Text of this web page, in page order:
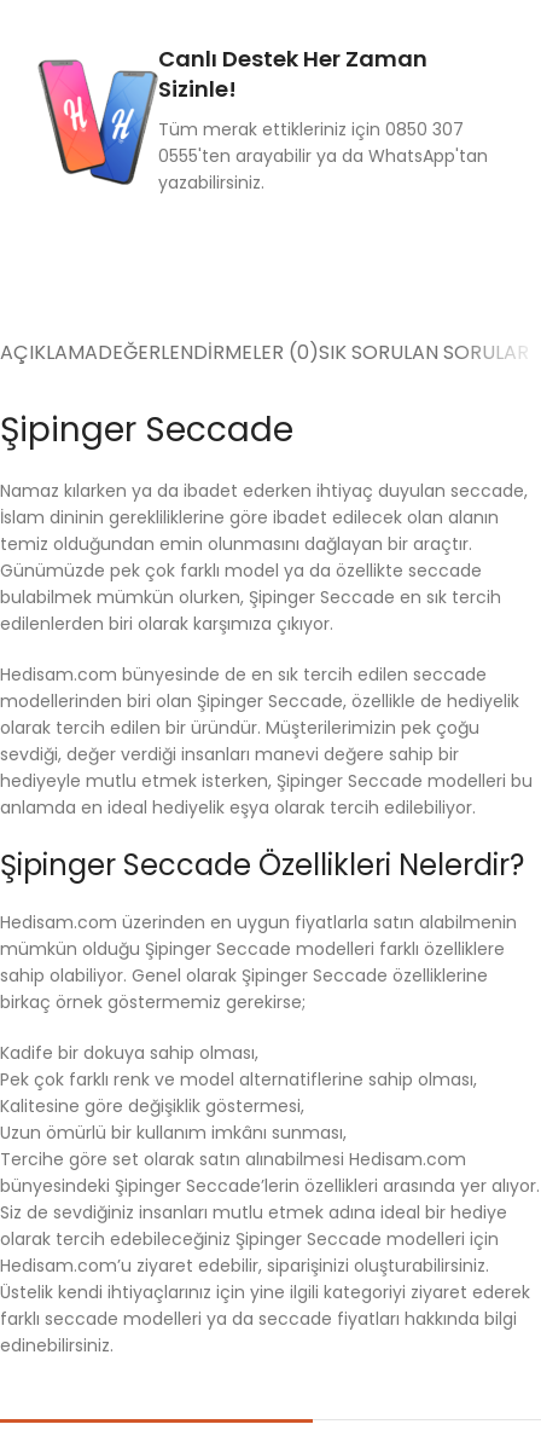
Canlı Destek Her Zaman
Sizinle!
Tüm merak ettikleriniz için 0850 307
0555'ten arayabilir ya da WhatsApp'tan
yazabilirsiniz.
AÇIKLAMADEĞERLENDIRMELER (0)SIK SORULAN SORULAR
Şipinger Seccade
Namaz kılarken ya da ibadet ederken ihtiyaç duyulan seccade,
İslam dininin gerekliliklerine göre ibadet edilecek olan alanın
temiz olduğundan emin olunmasını dağlayan bir araçtır.
Günümüzde pek çok farklı model ya da özellikte seccade
bulabilmek mümkün olurken, Şipinger Seccade en sık tercih
edilenlerden biri olarak karşımıza çıkıyor.
Hedisam.com bünyesinde de en sık tercih edilen seccade
modellerinden biri olan Şipinger Seccade, özellikle de hediyelik
olarak tercih edilen bir üründür. Müşterilerimizin pek çoğu
sevdiği, değer verdiği insanları manevi değere sahip bir
hediyeyle mutlu etmek isterken, Şipinger Seccade modelleri bu
anlamda en ideal hediyelik eşya olarak tercih edilebiliyor.
Şipinger Seccade Özellikleri Nelerdir?
Hedisam.com üzerinden en uygun fiyatlarla satın alabilmenin
mümkün olduğu Şipinger Seccade modelleri farklı özelliklere
sahip olabiliyor. Genel olarak Şipinger Seccade özelliklerine
birkaç örnek göstermemiz gerekirse;
Kadife bir dokuya sahip olması,
Pek çok farklı renk ve model alternatiflerine sahip olması,
Kalitesine göre değişiklik göstermesi,
Uzun ömürlü bir kullanım imkânı sunması,
Tercihe göre set olarak satın alınabilmesi Hedisam.com
bünyesindeki Şipinger Seccade’lerin özellikleri arasında yer alıyor.
Siz de sevdiğiniz insanları mutlu etmek adına ideal bir hediye
olarak tercih edebileceğiniz Şipinger Seccade modelleri için
Hedisam.com’u ziyaret edebilir, siparişinizi oluşturabilirsiniz.
Üstelik kendi ihtiyaçlarınız için yine ilgili kategoriyi ziyaret ederek
farklı seccade modelleri ya da seccade fiyatları hakkında bilgi
edinebilirsiniz.